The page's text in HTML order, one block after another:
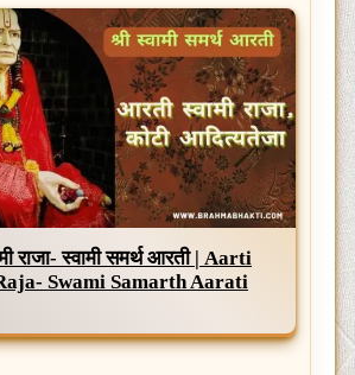
राजा- स्वामी समर्थ आरती | Aarti
Swami Samarth Aarati